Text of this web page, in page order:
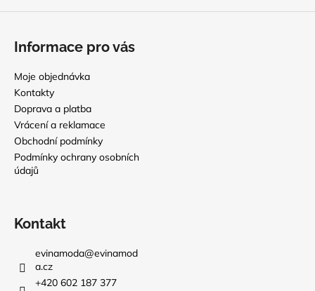
Informace pro vás
Moje objednávka
Kontakty
Doprava a platba
Vrácení a reklamace
Obchodní podmínky
Podmínky ochrany osobních
údajů
Kontakt
evinamoda@evinamod
a.cz
+420 602 187 377